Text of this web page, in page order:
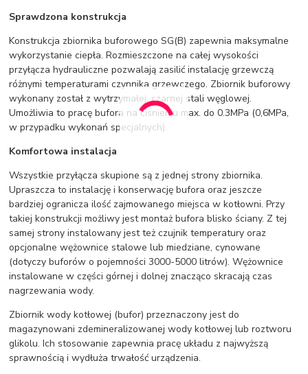
Sprawdzona konstrukcja
Konstrukcja zbiornika buforowego SG(B) zapewnia maksymalne
wykorzystanie ciepła. Rozmieszczone na całej wysokości
przyłącza hydrauliczne pozwalają zasilić instalację grzewczą
różnymi temperaturami czynnika grzewczego. Zbiornik buforowy
wykonany został z wytrzymałej, czarnej stali węglowej.
Umożliwia to pracę bufora na ciśnieniu max. do 0.3MPa (0,6MPa,
w przypadku wykonań specjalnych).
Komfortowa instalacja
Wszystkie przyłącza skupione są z jednej strony zbiornika.
Upraszcza to instalację i konserwację bufora oraz jeszcze
bardziej ogranicza ilość zajmowanego miejsca w kotłowni. Przy
takiej konstrukcji możliwy jest montaż bufora blisko ściany. Z tej
samej strony instalowany jest też czujnik temperatury oraz
opcjonalne wężownice stalowe lub miedziane, cynowane
(dotyczy buforów o pojemności 3000-5000 litrów). Wężownice
instalowane w części górnej i dolnej znacząco skracają czas
nagrzewania wody.
Zbiornik wody kotłowej (bufor) przeznaczony jest do
magazynowani zdemineralizowanej wody kotłowej lub roztworu
glikolu. Ich stosowanie zapewnia pracę układu z najwyższą
sprawnością i wydłuża trwałość urządzenia.